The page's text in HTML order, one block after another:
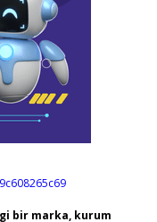
bir marka, kurum